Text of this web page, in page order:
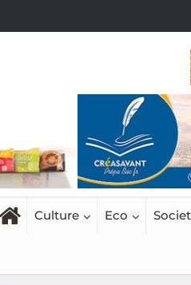
Culture Eco